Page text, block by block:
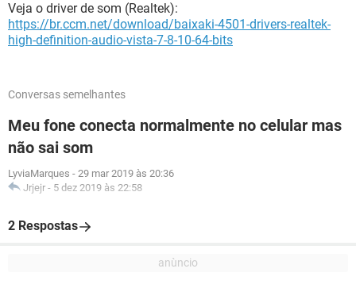
Veja o driver de som (Realtek):
https://br.ccm.net/download/baixaki-4501-drivers-realtek-
high-definition-audio-vista-7-8-10-64-bits
Conversas semelhantes
Meu fone conecta normalmente no celular mas
não sai som
LyviaMarques - 29 mar 2019 às 20:36
Jrjejr - 5 dez 2019 às 22:58
2 Respostas